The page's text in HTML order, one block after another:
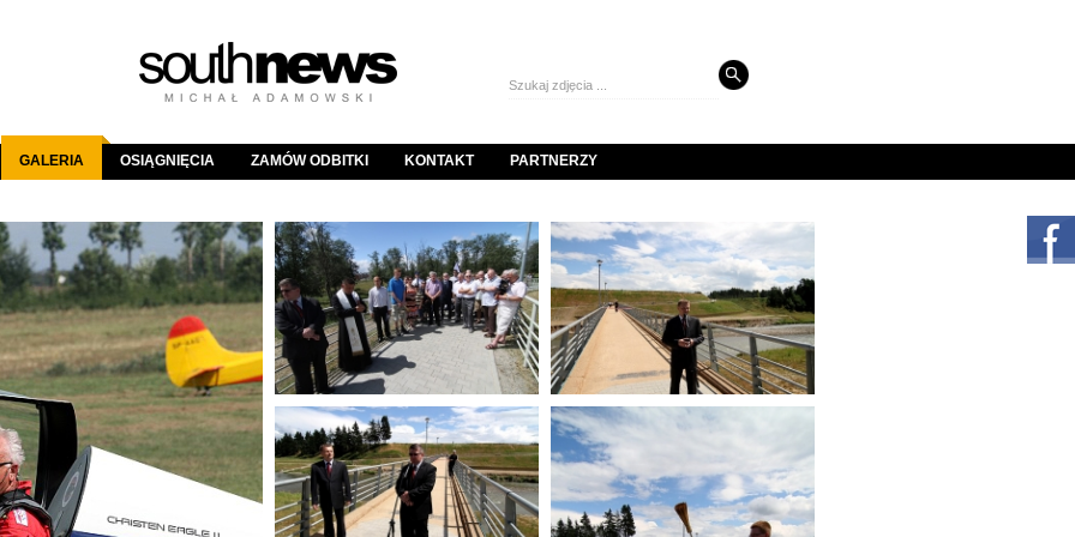
GALERIA OSIĄGNIĘCIA ZAMÓW ODBITKI KONTAKT PARTNERZY